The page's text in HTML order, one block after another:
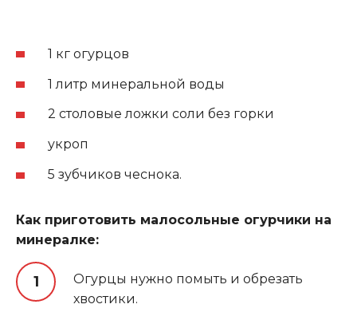
1 кг огурцов
1 литр минеральной воды
2 столовые ложки соли без горки
укроп
5 зубчиков чеснока.
Как приготовить малосольные огурчики на
минералке:
Огурцы нужно помыть и обрезать
хвостики.